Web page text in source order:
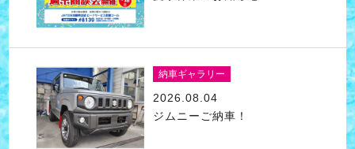
納車ギャラリー
2026.08.04
ジムニーご納車！